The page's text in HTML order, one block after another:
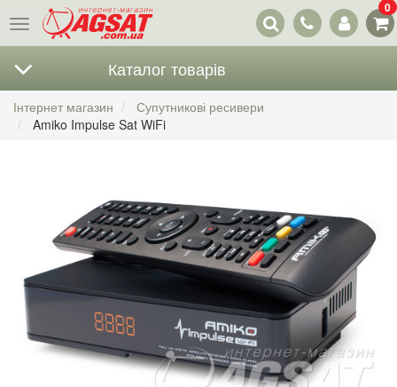
Меню
Наші
контакти
0
Каталог товарів
Інтернет магазин
Супутникові ресивери
Amiko Impulse Sat WiFi